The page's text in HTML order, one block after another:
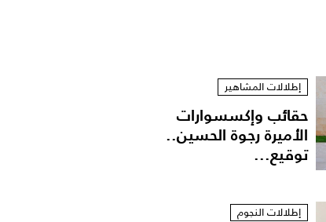
إطلالات المشاهير
حقائب وإكسسوارات
الأميرة رجوة الحسين..
توقيع...
إطلالات النجوم